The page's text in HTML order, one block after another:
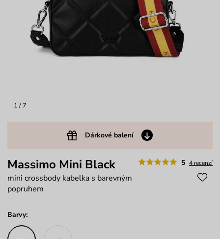
1 / 7
Dárkové balení
5 4 recenzí
Massimo Mini Black
mini crossbody kabelka s barevným
popruhem
Barvy: